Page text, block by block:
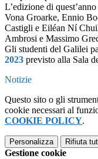
L’edizione di
Vona Groarke, Ennio
Castigli e Eiléan Ní
Ambrosi e Massimo
Gli studenti del Galilei
2023 previsto alla Sala
Notizie
Questo sito o gli
cookie necessari al
COOKIE POLICY.
Personalizza Rifiuta
Gestione cookie